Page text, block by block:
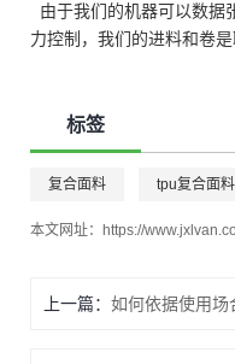
由于我们的机器可以数据
力控制，我们的进料和卷
标签
复合面料 tpu复合面料
本文网址： https://
上一篇： 如何依据使用场